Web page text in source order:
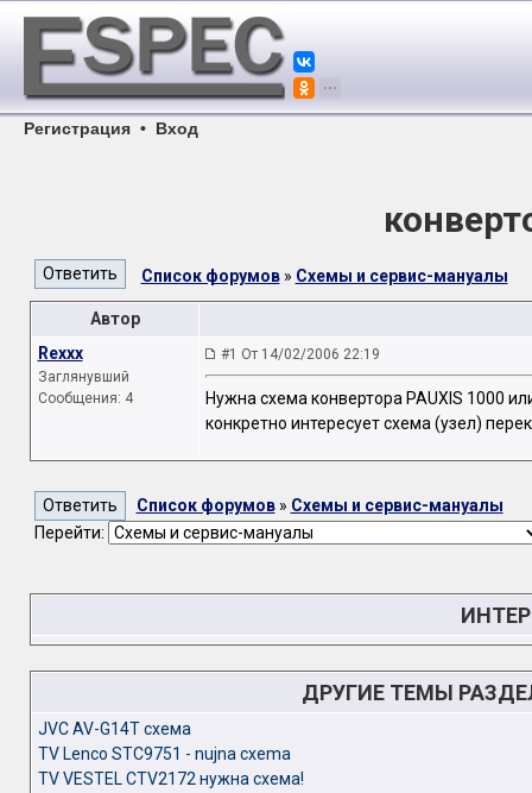
Регистрация • Вход
Список форумов» Схемы и сервис-мануалы
Автор
Rexxx
Заглянувший
Сообщения: 4
#1 От 14/02/2006 22:19
Нужна схема конвертора PAUXIS 1000
конкретно интересует схема (узел)
Список форумов» Схемы и сервис-мануалы
Перейти:
ДРУГИЕ ТЕМЫ
JVC AV-G14T схема
TV Lenco STC9751 - nujna cxema
TV VESTEL CTV2172 нужна схема!